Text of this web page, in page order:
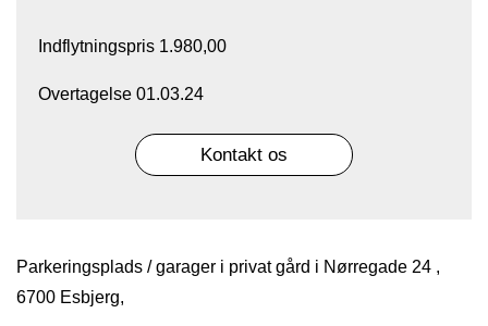
Indflytningspris 1.980,00
Overtagelse 01.03.24
Kontakt os
Parkeringsplads / garager i privat gård i Nørregade 24 ,
6700 Esbjerg,